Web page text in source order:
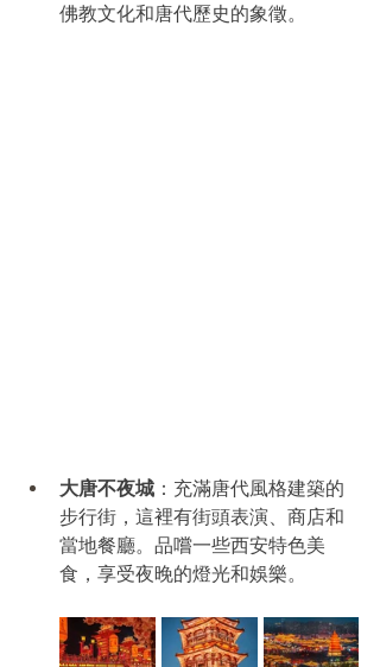
佛教文化和唐代歷史的象徵。
大唐不夜城 ：充滿唐代風格建築的
步行街，這裡有街頭表演、商店和
當地餐廳。品嚐一些西安特色美
食，享受夜晚的燈光和娛樂。